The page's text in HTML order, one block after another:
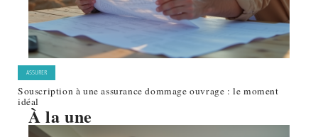
ASSURER
Souscription à une assurance dommage ouvrage : le moment
idéal
À la une